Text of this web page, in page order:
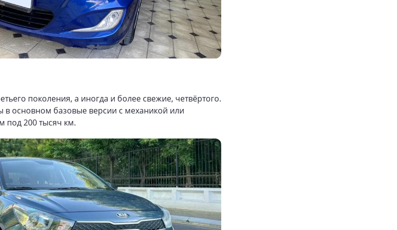
поколения, а иногда и более свежие, четвёртого.
в основном базовые версии с механикой или
под 200 тысяч км.